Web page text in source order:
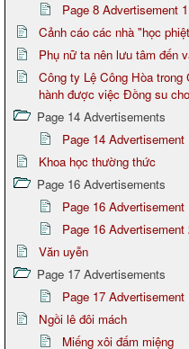
Page 8 Advertisement 1
Cảnh cáo các nhà "học
Phụ nữ ta nên lưu tâm đến
Công ty Lệ Công Hòa trong
hành được việc Đồng su
Page 14 Advertisements
Page 14 Advertisement
Khoa học thường thức
Page 16 Advertisements
Page 16 Advertisement
Page 16 Advertisement
Văn uyễn
Page 17 Advertisements
Page 17 Advertisement
Ngồi lê đôi mách
Miếng xôi đấm miệng